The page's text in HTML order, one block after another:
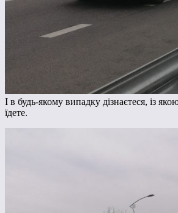
І в будь-якому випадку дізнаєтеся, із
їдете.